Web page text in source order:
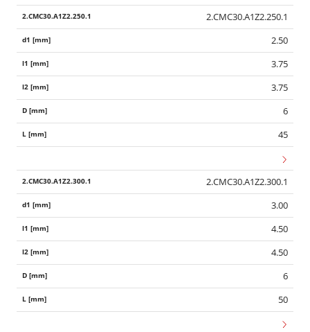
2.CMC30.A1Z2.250.1
2.50
3.75
3.75
6
45
2.CMC30.A1Z2.300.1
3.00
4.50
4.50
6
50